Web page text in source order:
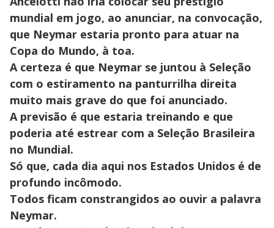
mundial em jogo, ao anunciar, na convocação,
que Neymar estaria pronto para atuar na
Copa do Mundo, à toa.
A certeza é que Neymar se juntou à Seleção
com o estiramento na panturrilha direita
muito mais grave do que foi anunciado.
A previsão é que estaria treinando e que
poderia até estrear com a Seleção Brasileira
no Mundial.
Só que, cada dia aqui nos Estados Unidos é de
profundo incômodo.
Todos ficam constrangidos ao ouvir a palavra
Neymar.